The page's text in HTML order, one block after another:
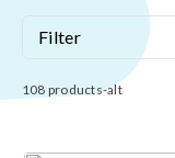
Filter
108 products-alt